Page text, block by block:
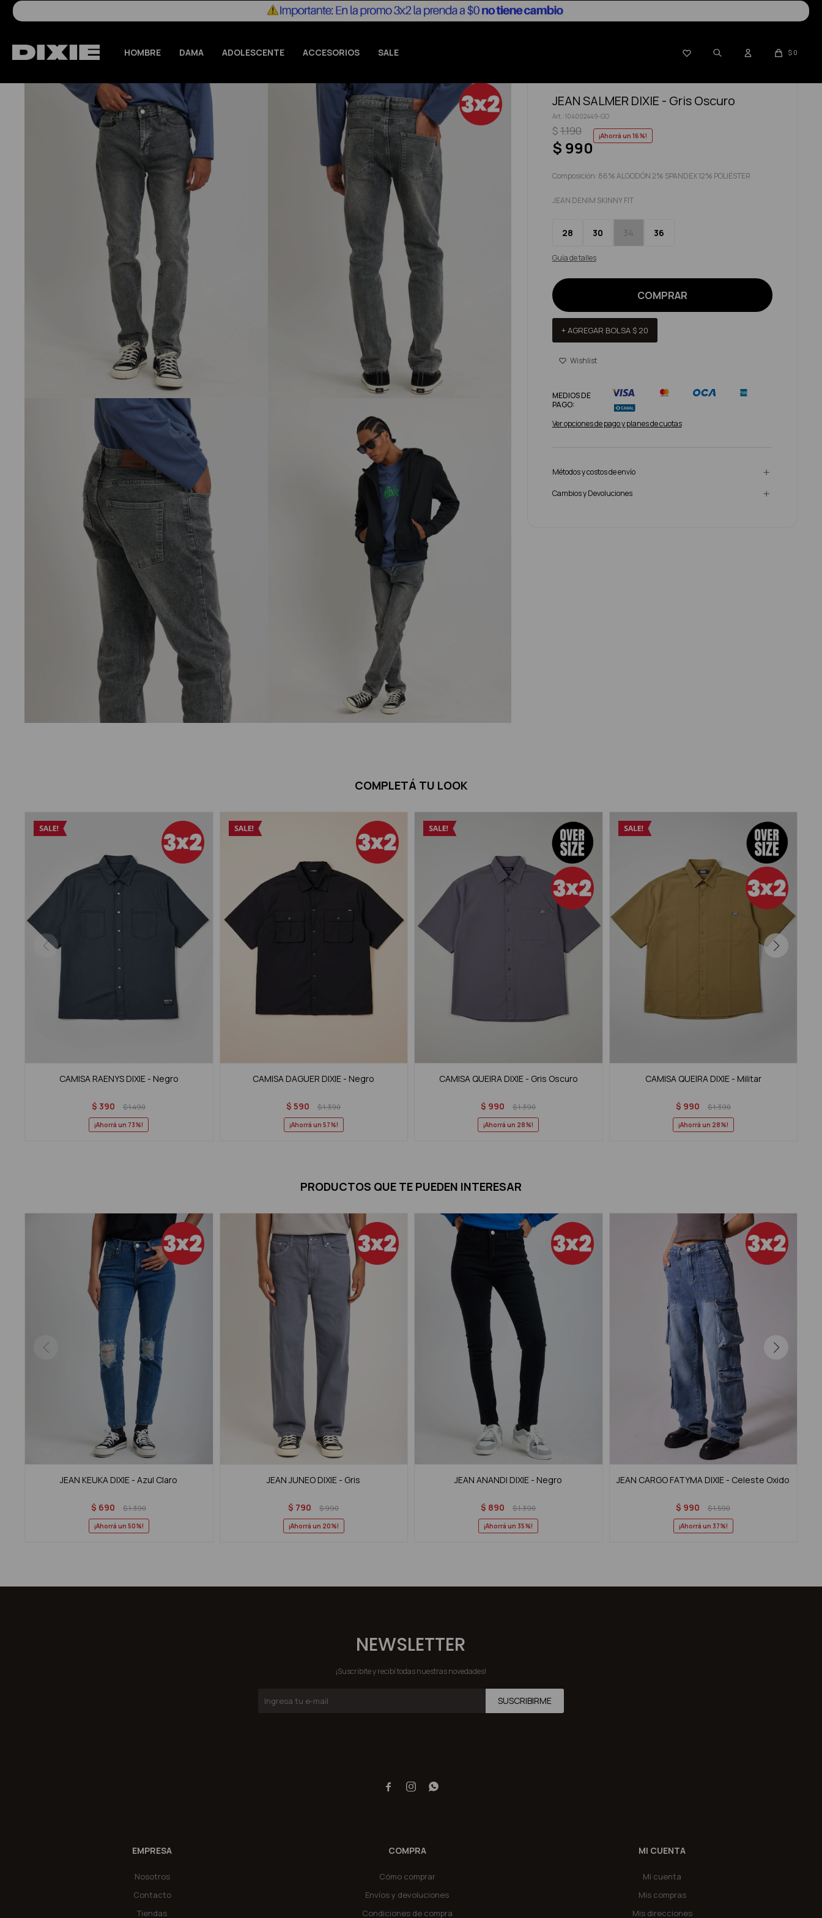
HOMBRE DAMA ADOLESCENTE ACCESORIOS SALE  $ 0
JEAN SALMER DIXIE - Gris Oscuro
104002449-GO
$ 990
$1.190 16
Composición: 86% ALGODÓN 2% SPANDEX 12% POLIÉSTER
JEAN DENIM SKINNY FIT
28 30 34 36
Guía de talles
COMPRAR
+ AGREGAR BOLSA$ 20
MEDIOS DE
PAGO:
Ver opciones de pago y planes de cuotas
Métodos y costos de envío
Cambios y Devoluciones
COMPLETÁ TU LOOK
CAMISA RAENYS DIXIE - Negro
$ 390 $1.490
73
CAMISA DAGUER DIXIE - Negro
$ 590 $1.390
57
CAMISA QUEIRA DIXIE - Gris Oscuro
$ 990 $1.390
28
CAMISA QUEIRA DIXIE - Militar
$ 990 $1.390
28
PRODUCTOS QUE TE PUEDEN INTERESAR
JEAN KEUKA DIXIE - Azul Claro
$ 690 $1.390
50
JEAN JUNEO DIXIE - Gris
$ 790 $990
20
JEAN ANANDI DIXIE - Negro
$ 890 $1.390
35
JEAN CARGO FATYMA DIXIE - Celeste Oxido
$ 990 $1.590
37
EMPRESA
Nosotros
Contacto
Tiendas
COMPRA
Cómo comprar
Envíos y devoluciones
Condiciones de compra
MI CUENTA
Mi cuenta
Mis compras
Mis direcciones
NEWSLETTER
¡Suscribite y recibí todas nuestras novedades!
SUSCRIBIRME
  